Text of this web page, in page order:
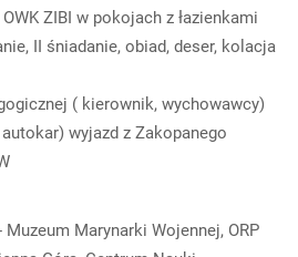
ZIBI w pokojach z łazienkami
II śniadanie, obiad, deser, kolacja
( kierownik, wychowawcy)
wyjazd z Zakopanego
Marynarki Wojennej, ORP